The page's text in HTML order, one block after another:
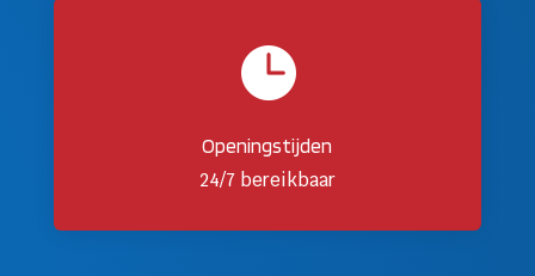

Openingstijden
24/7 bereikbaar